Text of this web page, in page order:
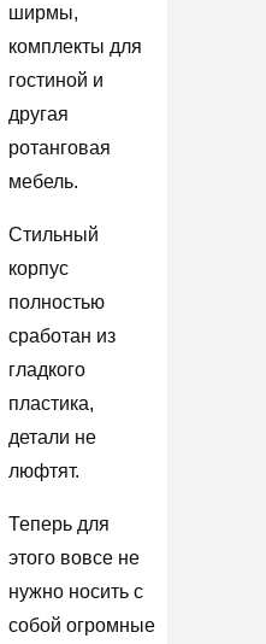
ширмы,
комплекты для
гостиной и
другая
ротанговая
мебель.
Стильный
корпус
полностью
сработан из
гладкого
пластика,
детали не
люфтят.
Теперь для
этого вовсе не
нужно носить с
собой огромные